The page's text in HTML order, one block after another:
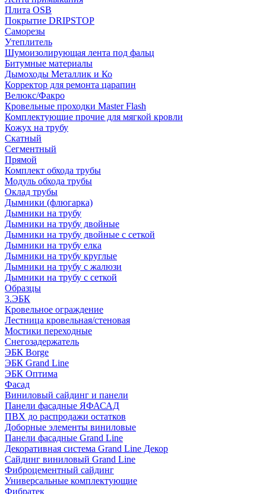
Плита OSB
Покрытие DRIPSTOP
Саморезы
Утеплитель
Шумоизолирующая лента под фальц
Битумные материалы
Дымоходы Металлик и Ко
Корректор для ремонта царапин
Велюкс/Факро
Кровельные проходки Master Flash
Комплектующие прочие для мягкой кровли
Кожух на трубу
Скатный
Сегментный
Прямой
Комплект обхода трубы
Модуль обхода трубы
Оклад трубы
Дымники (флюгарка)
Дымники на трубу
Дымники на трубу двoйные
Дымники на трубу двoйные с сеткой
Дымники на трубу елка
Дымники на трубу круглые
Дымники на трубу с жалюзи
Дымники на трубу с сеткой
Образцы
3.ЭБК
Кровельное ограждение
Лестница кровельная/стеновая
Мостики переходные
Снегозадержатель
ЭБК Borge
ЭБК Grand Line
ЭБК Оптима
Фасад
Виниловый сайдинг и панели
Панели фасадные ЯФАСАД
ПВХ до распродажи остатков
Доборные элементы виниловые
Панели фасадные Grand Line
Декоративная система Grand Line Декор
Сайдинг виниловый Grand Line
Фиброцементный сайдинг
Универсальные комплектующие
Фибратек